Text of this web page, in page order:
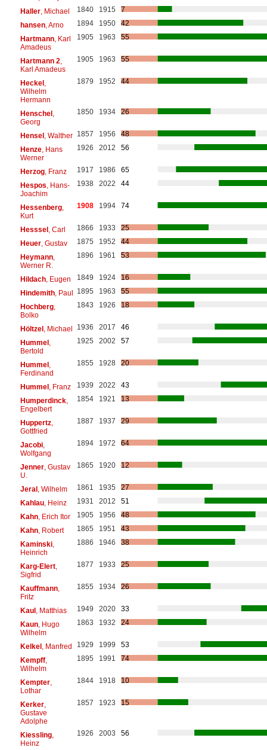
Haller, Michael 1840 1915
7
hansen, Arno 1894 1950
42
Hartmann, Karl
Amadeus
1905 1963 55
Hartmann 2
Karl Amadeus
1905 1963 55
Heckel,
Wilhelm
Hermann
1879 1952 44
Henschel,
Georg
1850 1934 26
Hensel, Walther 1857 1956
48
Henze, Hans
Werner
1926 2012 56
Herzog, Franz 1917 1986
65
Hespos , Hans-
Joachim
1938 2022 44
Hessenberg,
Kurt
1908 1994 74
Hesssel, Carl 1866 1933
25
Heuer, Gustav 1875 1952
44
Heymann,
Werner R.
1896 1961 53
Hildach, Eugen 1849 1924
16
Hindemith, Paul 1895 1963
55
Hochberg,
Bolko
1843 1926 18
Höltzel, Michael 1936 2017
46
Hummel,
Bertold
1925 2002 57
Hummel,
Ferdinand
1855 1928 20
Hummel, Franz 1939 2022
43
Humperdinck,
Engelbert
1854 1921 13
Huppertz,
Gottfried
1887 1937 29
Jacobi,
Wolfgang
1894 1972 64
Jenner, Gustav
U.
1865 1920 12
Jeral, Wilhelm 1861 1935
27
Kahlau, Heinz 1931 2012
51
Kahn, Erich Itor 1905 1956
48
Kahn, Robert 1865 1951
43
Kaminski,
Heinrich
1886 1946 38
Karg-Elert,
Sigfrid
1877 1933 25
Kauffmann,
Fritz
1855 1934 26
Kaul, Matthias 1949 2020
33
Kaun, Hugo
Wilhelm
1863 1932 24
Kelkel, Manfred 1929 1999
53
Kempff,
Wilhelm
1895 1991 74
Kempter,
Lothar
1844 1918 10
Kerker,
Gustave
Adolphe
1857 1923 15
Kiessling,
Heinz
1926 2003 56